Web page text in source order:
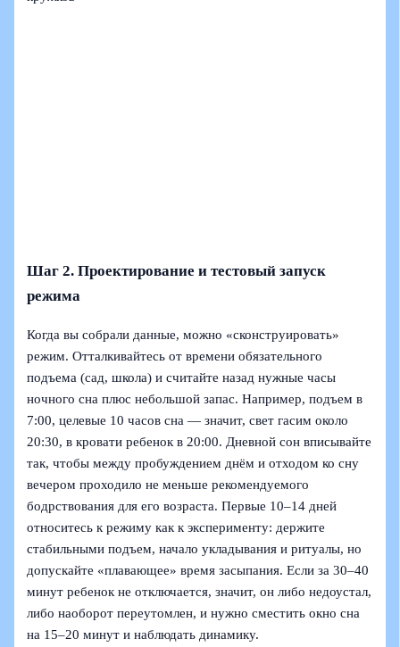
Шаг 2. Проектирование и тестовый запуск
режима
Когда вы собрали данные, можно «сконструировать»
режим. Отталкивайтесь от времени обязательного
подъема (сад, школа) и считайте назад нужные часы
ночного сна плюс небольшой запас. Например, подъем в
7:00, целевые 10 часов сна — значит, свет гасим около
20:30, в кровати ребенок в 20:00. Дневной сон вписывайте
так, чтобы между пробуждением днём и отходом ко сну
вечером проходило не меньше рекомендуемого
бодрствования для его возраста. Первые 10–14 дней
относитесь к режиму как к эксперименту: держите
стабильными подъем, начало укладывания и ритуалы, но
допускайте «плавающее» время засыпания. Если за 30–40
минут ребенок не отключается, значит, он либо недоустал,
либо наоборот переутомлен, и нужно сместить окно сна
на 15–20 минут и наблюдать динамику.